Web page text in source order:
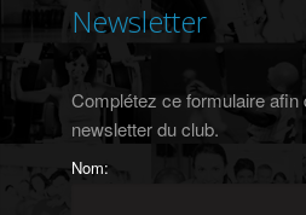
Newsletter
Complétez ce formulaire afin
newsletter du club.
Nom: